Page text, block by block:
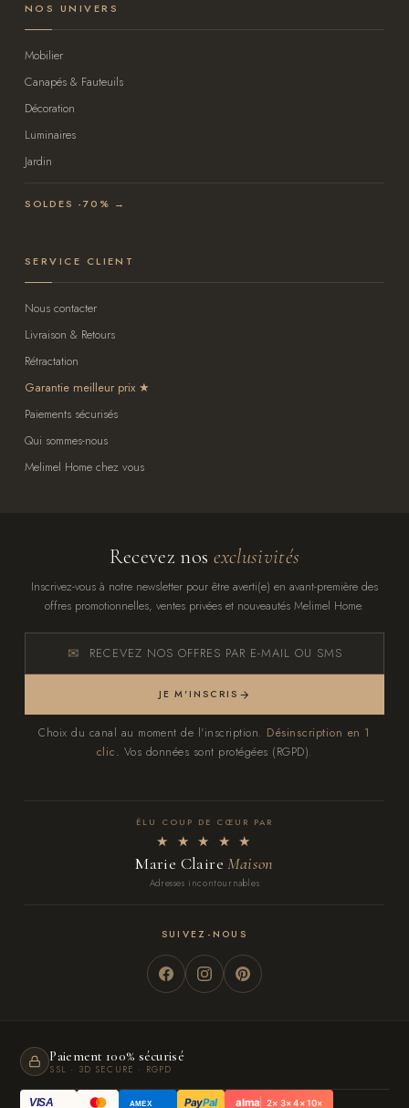
NOS UNIVERS
Mobilier
Canapés & Fauteuils
Décoration
Luminaires
Jardin
SOLDES -70% →
SERVICE CLIENT
Nous contacter
Livraison & Retours
Rétractation
Garantie meilleur prix
Paiements sécurisés
Qui sommes-nous
Melimel Home chez vous
Recevez nos exclusivités
Inscrivez-vous à notre newsletter pour être averti(e) en avant-première des
offres promotionnelles, ventes privées et nouveautés Melimel Home.
RECEVEZ NOS OFFRES PAR E-MAIL OU SMS
JE M'INSCRIS
Choix du canal au moment de l'inscription. Désinscription en 1
clic. Vos données sont protégées (RGPD).
ÉLU COUP DE CŒUR PAR
★ ★ ★ ★ ★
Marie ClaireMaison
Adresses incontournables
SUIVEZ-NOUS
Paiement 100% sécurisé
SSL · 3D SECURE · RGPD
VISA AMEX PayPal alma 2× 3× 4× 10×